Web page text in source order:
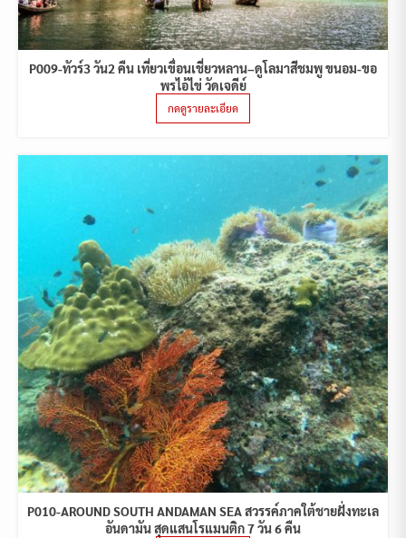
P009-ทัวร์3 วัน2 คืน เที่ยวเขื่อนเชี่ยวหลาน–ดูโลมาสีชมพู ขนอม-ขอ
พรไอ้ไข่ วัดเจดีย์
กดดูรายละเอียด
P010-AROUND SOUTH ANDAMAN SEA สวรรค์ภาคใต้ชายฝั่งทะเล
อันดามัน สุดแสนโรแมนติก 7 วัน 6 คืน